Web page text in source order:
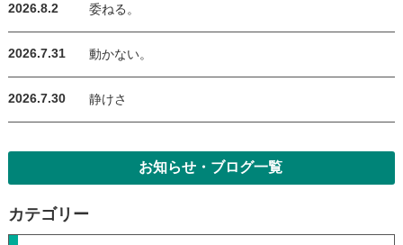
2026.8.2 委ねる。
2026.7.31 動かない。
2026.7.30 静けさ
お知らせ・ブログ一覧
カテゴリー